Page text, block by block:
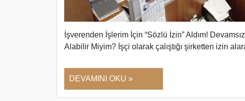
İşverenden İşlerim İçin “Sözlü İzin” Aldım!
Alabilir Miyim? İşçi olarak çalıştığı şirketten izin
DEVAMINI OKU »